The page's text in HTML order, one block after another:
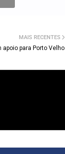
MAIS RECENTES
para Porto Velho